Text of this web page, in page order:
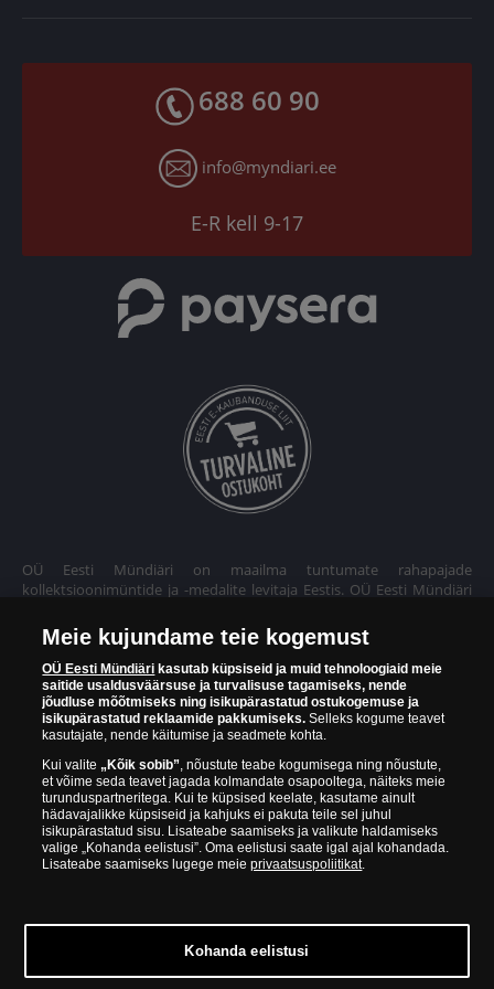
Toodete kohaletoimetamine
Facebook
688 60 90
info@myndiari.ee
E-R kell 9-17
OÜ Eesti Mündiäri on maailma tuntumate rahapajade
kollektsioonimüntide ja -medalite levitaja Eestis. OÜ Eesti Mündiäri
Euroopa ühel suuremal mündilevitajate grupil "Samlerhuset
Group" on allüksused 14 Euroopa riigis. Ettevõtete grupile kuulub
Norra vanim, endine riiklik rahapaja, mis tegutseb alates 1686.
aastast. Norra mündikoda valmistab mõningaid ametlikke Norra ja
teiste riikide münte ning vermib igal aastal ka Nobeli rahupreemia
OÜ Eesti Mündiäri spetsialistid täiendavad pidevalt oma teadmisi,
külastades näitusi ja oksjoneid kogu maailmas. Tänu sellele pakub
ettevõte oma klientidele ainult kõrgeima kvaliteediga tooteid.
© Copyright 2026 - OÜ Eesti Mündiäri | Hobujaama 4, 10151
Meie kujundame teie kogemust
OÜ Eesti Mündiäri kasutab küpsiseid ja muid tehnoloogiaid meie
saitide usaldusväärsuse ja turvalisuse tagamiseks, nende
jõudluse mõõtmiseks ning isikupärastatud ostukogemuse ja
isikupärastatud reklaamide pakkumiseks. Selleks kogume teavet
kasutajate, nende käitumise ja seadmete kohta.
Kui valite „Kõik sobib”, nõustute teabe kogumisega ning nõustute,
et võime seda teavet jagada kolmandate osapooltega, näiteks meie
turunduspartneritega. Kui te küpsised keelate, kasutame ainult
hädavajalikke küpsiseid ja kahjuks ei pakuta teile sel juhul
isikupärastatud sisu. Lisateabe saamiseks ja valikute haldamiseks
valige „Kohanda eelistusi”. Oma eelistusi saate igal ajal kohandada.
Lisateabe saamiseks lugege meieprivaatsuspoliitikat.
Kohanda eelistusi